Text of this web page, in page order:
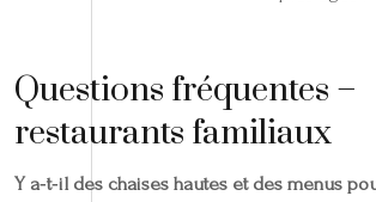
Questions fréquentes –
restaurants familiaux
Y a‑t‑il des chaises hautes et des menus